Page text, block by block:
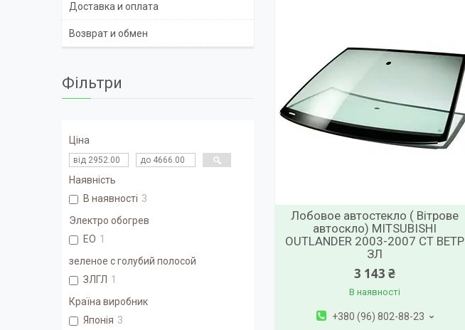
Лобовое автостекло ( Вітрове
автоскло) MITSUBISHI
OUTLANDER 2003-2007 СТ ВЕТР
ЗЛ
3 143 ₴
В наявності
+380 (96) 802-88-23
Доставка и оплата
Возврат и обмен
Фільтри
Ціна
Наявність
В наявності 3
Электро обогрев
ЕО 1
зеленое с голубий полосой
ЗЛГЛ 1
Країна виробник
Японія 3